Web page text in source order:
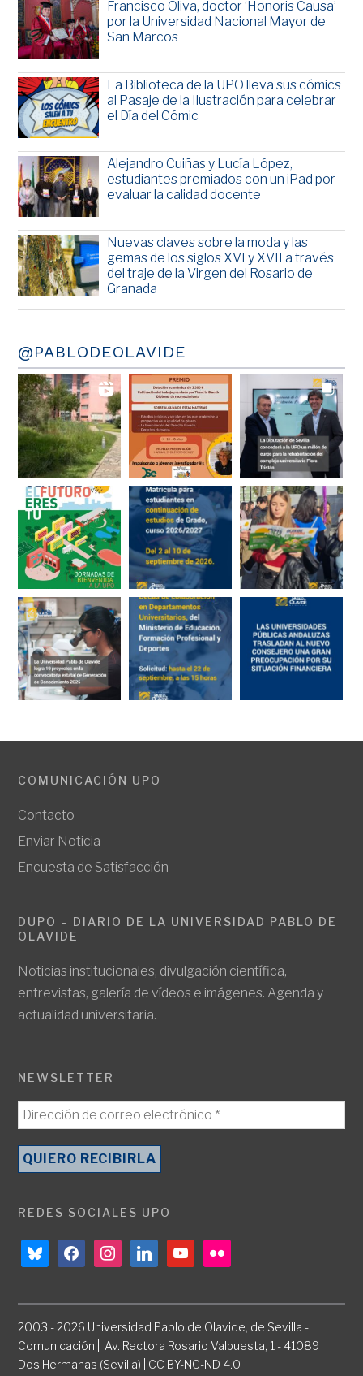
Francisco Oliva, doctor ‘Honoris Causa’
por la Universidad Nacional Mayor de
San Marcos
La Biblioteca de la UPO lleva sus cómics
al Pasaje de la Ilustración para celebrar
el Día del Cómic
Alejandro Cuiñas y Lucía López,
estudiantes premiados con un iPad por
evaluar la calidad docente
Nuevas claves sobre la moda y las
gemas de los siglos XVI y XVII a través
del traje de la Virgen del Rosario de
Granada
@PABLODEOLAVIDE
COMUNICACIÓN UPO
Contacto
Enviar Noticia
Encuesta de Satisfacción
DUPO – DIARIO DE LA UNIVERSIDAD PABLO DE
OLAVIDE
Noticias institucionales, divulgación científica,
entrevistas, galería de vídeos e imágenes. Agenda y
actualidad universitaria.
NEWSLETTER
REDES SOCIALES UPO
blueskyfacebookinstagramlinkedinyoutubeflickr
2003 - 2026 Universidad Pablo de Olavide, de Sevilla -
Comunicación | Av. Rectora Rosario Valpuesta, 1 - 41089
Dos Hermanas (Sevilla) | CC BY-NC-ND 4.0